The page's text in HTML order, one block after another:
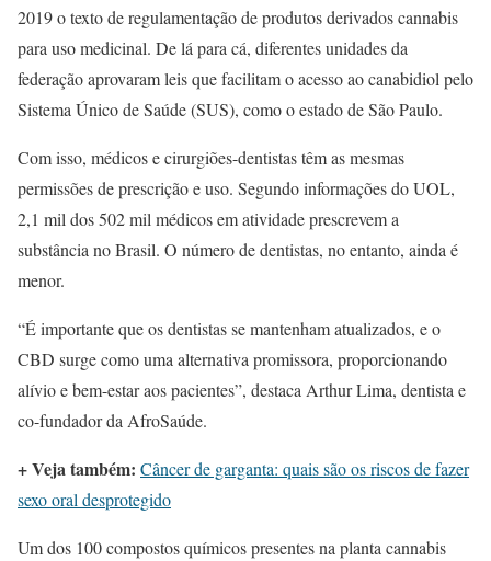
2019 o texto de regulamentação de produtos derivados cannabis
para uso medicinal. De lá para cá, diferentes unidades da
federação aprovaram leis que facilitam o acesso ao canabidiol pelo
Sistema Único de Saúde (SUS), como o estado de São Paulo.
Com isso, médicos e cirurgiões-dentistas têm as mesmas
permissões de prescrição e uso. Segundo informações do UOL,
2,1 mil dos 502 mil médicos em atividade prescrevem a
substância no Brasil. O número de dentistas, no entanto, ainda é
menor.
“É importante que os dentistas se mantenham atualizados, e o
CBD surge como uma alternativa promissora, proporcionando
alívio e bem-estar aos pacientes”, destaca Arthur Lima, dentista e
co-fundador da AfroSaúde.
+ Veja também: Câncer de garganta: quais são os riscos de fazer
sexo oral desprotegido
Um dos 100 compostos químicos presentes na planta cannabis